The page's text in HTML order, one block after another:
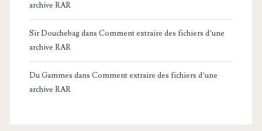
archive RAR
Sir Douchebagdans Comment extraire des fichiers d’une
archive RAR
Du Gammes dans Comment extraire des fichiers d’une
archive RAR